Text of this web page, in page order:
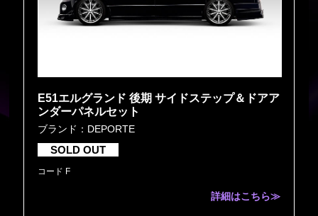
E51エルグランド 後期 サイドステップ＆ドアア
ンダーパネルセット
ブランド：DEPORTE
SOLD OUT
コード F
詳細はこちら≫